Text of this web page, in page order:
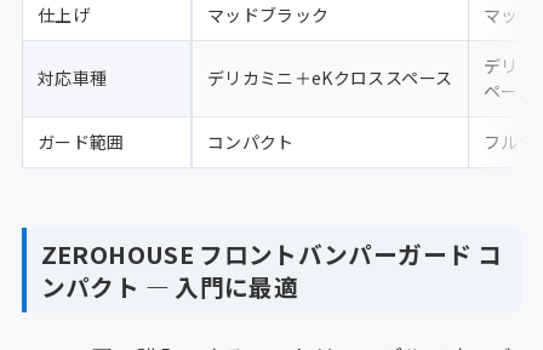
仕上げ マッドブラック マッド
対応車種 デリカミニ＋eKクロススペース
デリカ
ペース
ガード範囲 コンパクト フルサ
ZEROHOUSE フロントバンパーガード コ
ンパクト — 入門に最適